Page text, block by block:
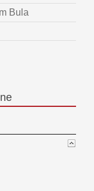
Bula